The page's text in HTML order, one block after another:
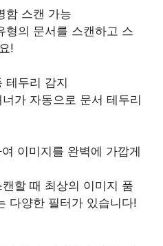
함 스캔 가능
형의 문서를 스캔하고 스
!
테두리 감지
가 자동으로 문서 테두리
이미지를 완벽에 가깝게
할 때 최상의 이미지 품
다양한 필터가 있습니다!